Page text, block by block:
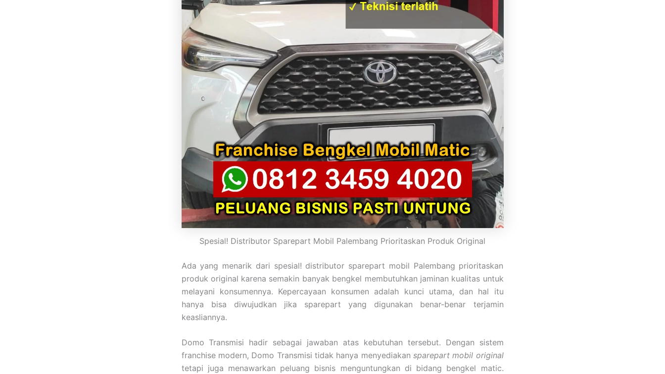
Spesial! Distributor Sparepart Mobil Palembang Prioritaskan Produk Original
Ada yang menarik dari spesial! distributor sparepart mobil Palembang prioritaskan
produk original karena semakin banyak bengkel membutuhkan jaminan kualitas untuk
melayani konsumennya. Kepercayaan konsumen adalah kunci utama, dan hal itu
hanya bisa diwujudkan jika sparepart yang digunakan benar-benar terjamin
keasliannya.
Domo Transmisi hadir sebagai jawaban atas kebutuhan tersebut. Dengan sistem
franchise modern, Domo Transmisi tidak hanya menyediakan sparepart mobil original
tetapi juga menawarkan peluang bisnis menguntungkan di bidang bengkel matic.